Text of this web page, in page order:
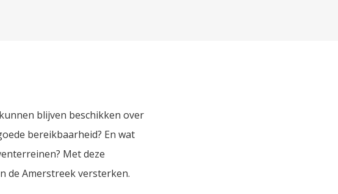
blijven beschikken over
bereikbaarheid? En wat
Met deze
de Amerstreek versterken.